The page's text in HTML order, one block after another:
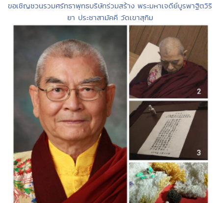
ขอเชิญชวนรวมศรัทธาพุทธบริษัทร่วมสร้าง พระมหาเจดีย์บูรพาฐิตวิริ
ยา ประชาสามัคคี วัดเขาสุกิม